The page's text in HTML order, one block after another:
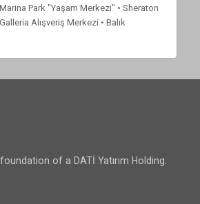
Park "Yaşam Merkezi" • Sheraton
Alışveriş Merkezi • Balık
of a DATİ Yatırım Holding.